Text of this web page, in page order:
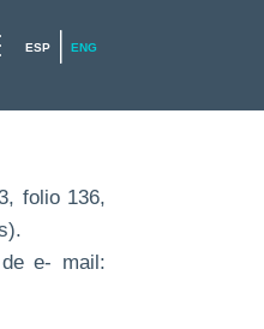
ESP ENG
folio 136,
e- mail: